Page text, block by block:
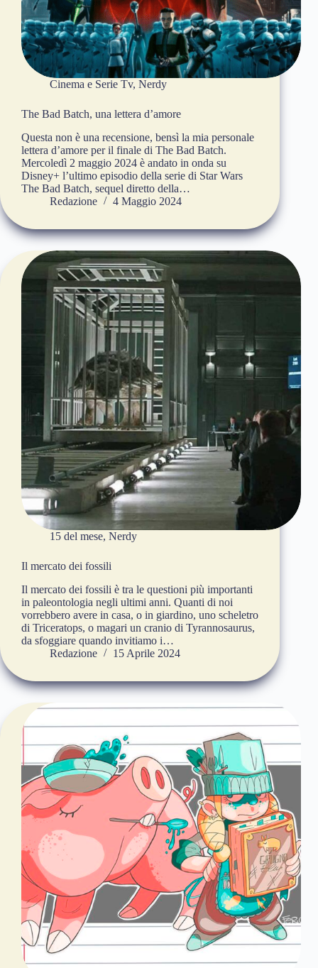
Cinema e Serie Tv, Nerdy
The Bad Batch, una lettera d’amore
Questa non è una recensione, bensì la mia personale
lettera d’amore per il finale di The Bad Batch.
Mercoledì 2 maggio 2024 è andato in onda su
Disney+ l’ultimo episodio della serie di Star Wars
The Bad Batch, sequel diretto della…
Redazione
4 Maggio 2024
15 del mese, Nerdy
Il mercato dei fossili
Il mercato dei fossili è tra le questioni più importanti
in paleontologia negli ultimi anni. Quanti di noi
vorrebbero avere in casa, o in giardino, uno scheletro
di Triceratops, o magari un cranio di Tyrannosaurus,
da sfoggiare quando invitiamo i…
Redazione
15 Aprile 2024